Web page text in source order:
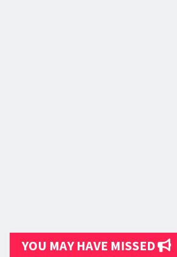
YOU MAY HAVE MISSED